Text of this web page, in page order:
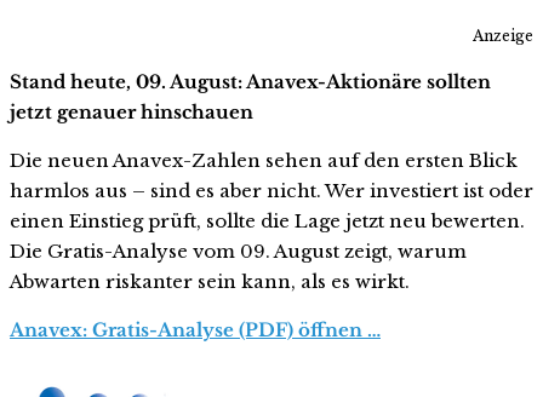
Anzeige
Stand heute, 09. August: Anavex-Aktionäre sollten
jetzt genauer hinschauen
Die neuen Anavex-Zahlen sehen auf den ersten Blick
harmlos aus – sind es aber nicht. Wer investiert ist oder
einen Einstieg prüft, sollte die Lage jetzt neu bewerten.
Die Gratis-Analyse vom 09. August zeigt, warum
Abwarten riskanter sein kann, als es wirkt.
Anavex: Gratis-Analyse (PDF) öffnen …